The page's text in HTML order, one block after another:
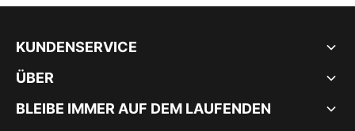
KUNDENSERVICE
ÜBER
BLEIBE IMMER AUF DEM LAUFENDEN